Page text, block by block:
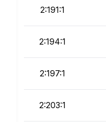
2:191:1
2:194:1
2:197:1
2:203:1